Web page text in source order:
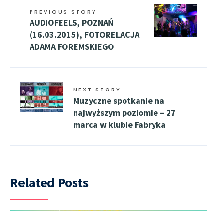
PREVIOUS STORY
AUDIOFEELS, POZNAŃ
(16.03.2015), FOTORELACJA
ADAMA FOREMSKIEGO
NEXT STORY
Muzyczne spotkanie na
najwyższym poziomie – 27
marca w klubie Fabryka
Related Posts